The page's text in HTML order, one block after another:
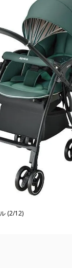
(2/12)